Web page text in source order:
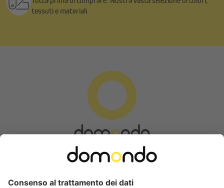
tessuti e materiali.